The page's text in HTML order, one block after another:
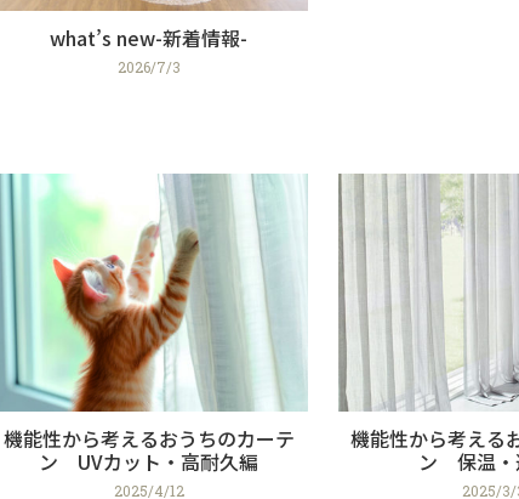
what’s new-新着情報-
2026/7/3
機能性から考えるおうちのカーテ
ン UVカット・高耐久編
2025/4/12
機能性から考える
ン 保温・
2025/3/